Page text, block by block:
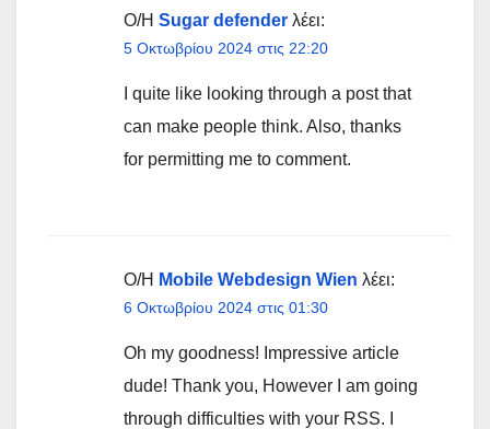
Ο/Η Sugar defender λέει:
5 Οκτωβρίου 2024 στις 22:20
I quite like looking through a post that
can make people think. Also, thanks
for permitting me to comment.
Ο/Η Mobile Webdesign Wien λέει:
6 Οκτωβρίου 2024 στις 01:30
Oh my goodness! Impressive article
dude! Thank you, However I am going
through difficulties with your RSS. I